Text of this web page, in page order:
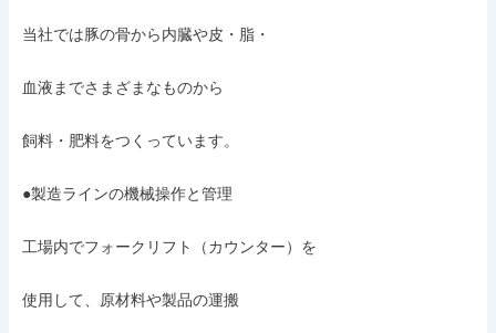
当社では豚の骨から内臓や皮・脂・
血液までさまざまなものから
飼料・肥料をつくっています。
●製造ラインの機械操作と管理
工場内でフォークリフト（カウンター）を
使用して、原材料や製品の運搬